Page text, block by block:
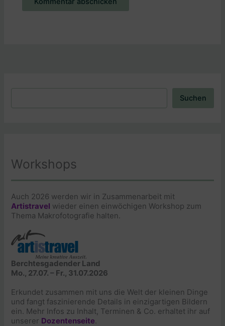
Suchen
Workshops
Auch 2026 werden wir in Zusammenarbeit mit
Artistravel wieder einen einwöchigen Workshop zum
Thema Makrofotografie halten.
Berchtesgadender Land
Mo., 27.07. – Fr., 31.07.2026
Erkundet zusammen mit uns die Welt der kleinen Dinge
und fangt faszinierende Details in einzigartigen Bildern
ein. Mehr Infos zu Inhalt, Terminen & Co. erhaltet ihr auf
unserer Dozentenseite.